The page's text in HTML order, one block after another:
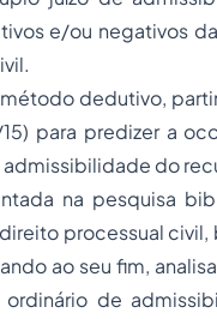
e/ou negativos
dedutivo,
para predizer a
do
na pesquisa
processual civil,
ao seu fim,
de